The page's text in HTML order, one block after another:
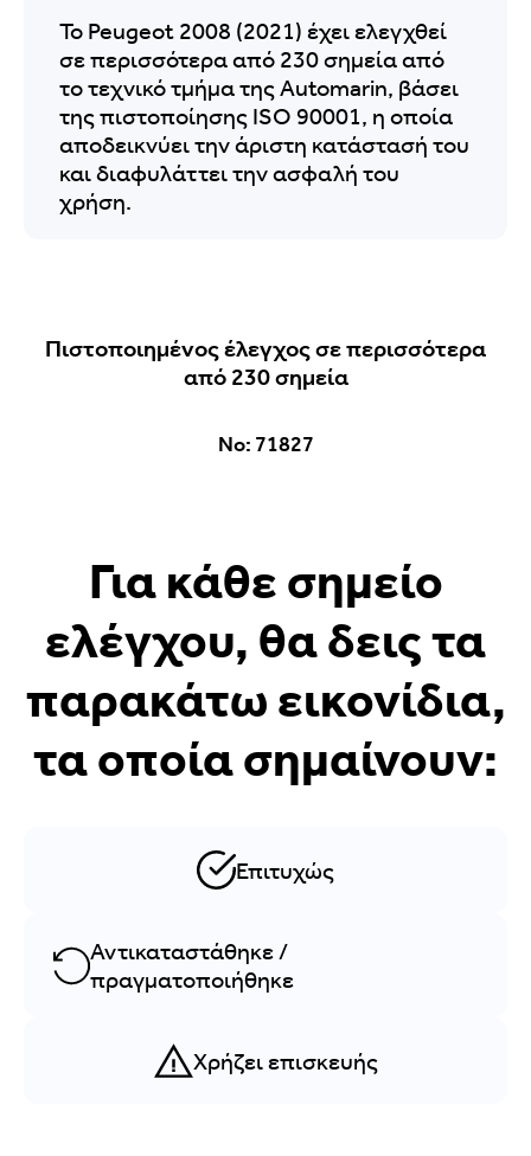
Το Peugeot 2008 (2021) έχει ελεγχθεί
σε περισσότερα από 230 σημεία από
το τεχνικό τμήμα της Αutomarin, βάσει
της πιστοποίησης ISO 90001, η οποία
αποδεικνύει την άριστη κατάστασή του
και διαφυλάττει την ασφαλή του
χρήση.
Πιστοποιημένος έλεγχος σε περισσότερα
από 230 σημεία
Νο: 71827
Για κάθε σημείο
ελέγχου, θα δεις τα
παρακάτω εικονίδια,
τα οποία σημαίνουν:
Επιτυχώς
Αντικαταστάθηκε /
πραγματοποιήθηκε
Χρήζει επισκευής